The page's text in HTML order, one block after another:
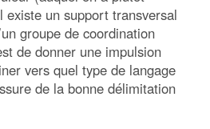
un support transversal
groupe de coordination
de donner une impulsion
vers quel type de langage
de la bonne délimitation